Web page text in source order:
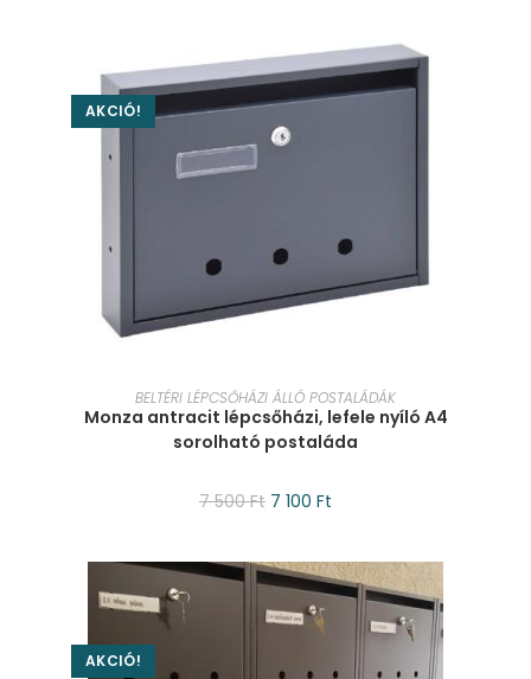
AKCIÓ!
KOSÁRBA TESZEM
BELTÉRI LÉPCSŐHÁZI ÁLLÓ POSTALÁDÁK
Monza antracit lépcsőházi, lefele nyíló A4
sorolható postaláda
7 500Ft 7 100 Ft
AKCIÓ!